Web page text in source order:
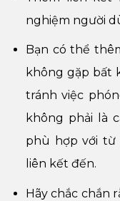
nghiệm người
Bạn có thể
không gặp bất
tránh việc
không phải là
phù hợp với từ
liên kết đến.
Hãy chắc chắn